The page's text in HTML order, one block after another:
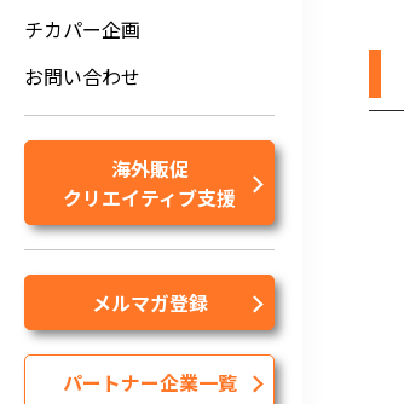
チカパー企画
お問い合わせ
海外販促
クリエイティブ支援
メルマガ登録
パートナー企業一覧